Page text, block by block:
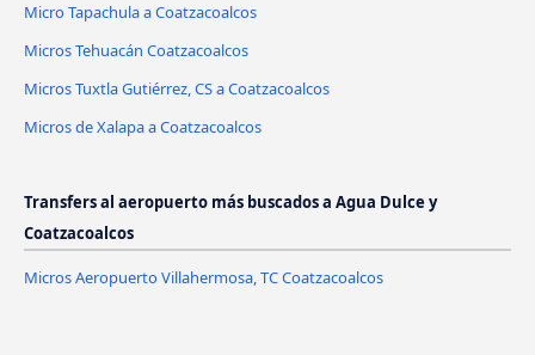
Micro Tapachula a Coatzacoalcos
Micros Tehuacán Coatzacoalcos
Micros Tuxtla Gutiérrez, CS a Coatzacoalcos
Micros de Xalapa a Coatzacoalcos
Transfers al aeropuerto más buscados a Agua Dulce y
Coatzacoalcos
Micros Aeropuerto Villahermosa, TC Coatzacoalcos